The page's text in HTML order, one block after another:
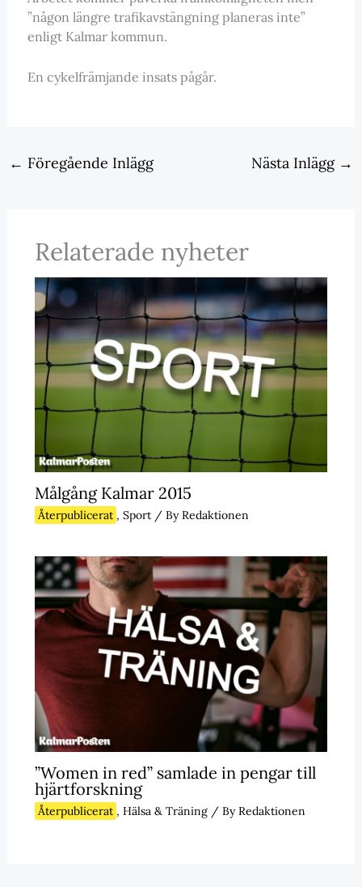
”någon längre trafikavstängning planeras inte”
enligt Kalmar kommun.
En cykelfrämjande insats pågår.
← Föregående Inlägg Nästa Inlägg →
Relaterade nyheter
Målgång Kalmar 2015
Återpublicerat , Sport/ ByRedaktionen
”Women in red” samlade in pengar till
hjärtforskning
Återpublicerat , Hälsa & Träning/ ByRedaktionen